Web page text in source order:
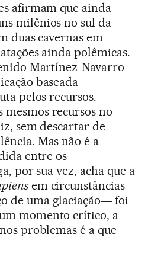
afirmam que ainda
milênios no sul da
duas cavernas em
ainda polêmicas.
Martínez-Navarro
baseada
pelos recursos.
mesmos recursos no
sem descartar de
Mas não é a
entre os
por sua vez, acha que a
em circunstâncias
de uma glaciação― foi
momento crítico, a
problemas é a que